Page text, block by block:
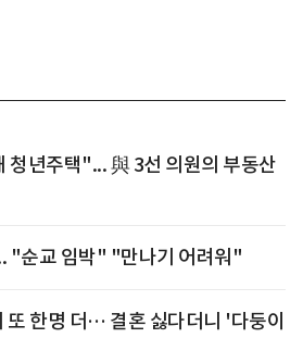
청년주택"... 與 3선 의원의 부동산
"순교 임박" "만나기 어려워"
또 한명 더… 결혼 싫다더니 '다둥이